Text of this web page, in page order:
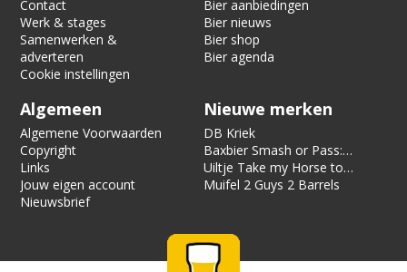
Contact
Werk & stages
Samenwerken &
adverteren
Cookie instellingen
Bier aanbiedingen
Bier nieuws
Bier shop
Bier agenda
Algemeen
Algemene Voorwaarden
Copyright
Links
Jouw eigen account
Nieuwsbrief
Nieuwe merken
DB Kriek
Baxbier Smash or Pass:
Strata
Uiltje Take my Horse to
the Hotel Room
Muifel 2 Guys 2 Barrels